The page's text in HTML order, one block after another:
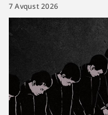
7 Avqust 2026